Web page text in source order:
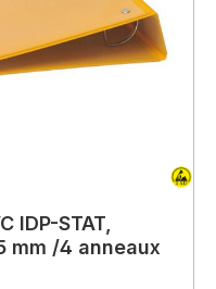
IDP-STAT,
mm /4 anneaux